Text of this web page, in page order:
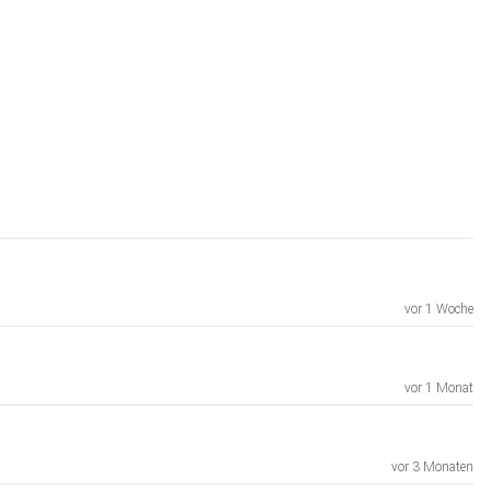
vor 1 Woche
vor 1 Monat
vor 3 Monaten